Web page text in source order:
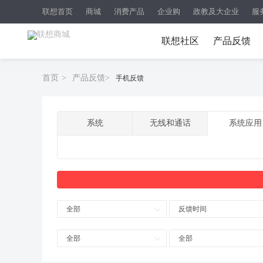
联想首页 商城 消费产品 企业购 政教及大企业 服
联想社区 产品反馈
首页 > 产品反馈> 手机反馈
系统 无线和通话 系统应用
全部 反馈时间
全部 全部